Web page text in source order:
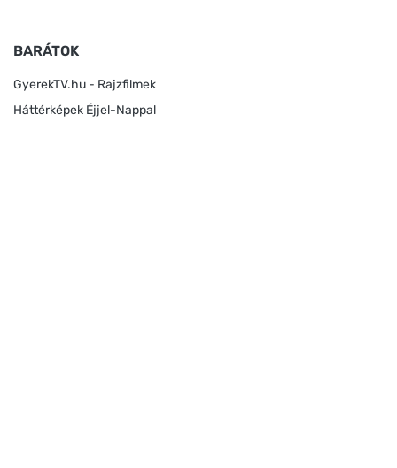
BARÁTOK
GyerekTV.hu - Rajzfilmek
Háttérképek Éjjel-Nappal